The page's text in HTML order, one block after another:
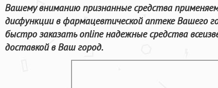
Вашему вниманию признанные средства
дисфункции в фармацевтической аптеке Вашего
быстро заказать online надежные средства
доставкой в Ваш город.